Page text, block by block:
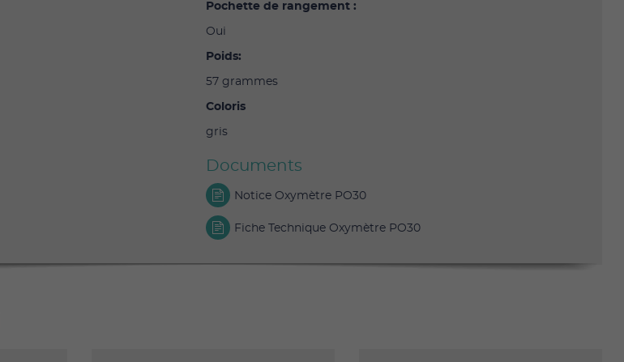
Pochette de rangement :
Oui
Poids:
57 grammes
Coloris
gris
Documents
Notice Oxymètre PO30
Fiche Technique Oxymètre PO30